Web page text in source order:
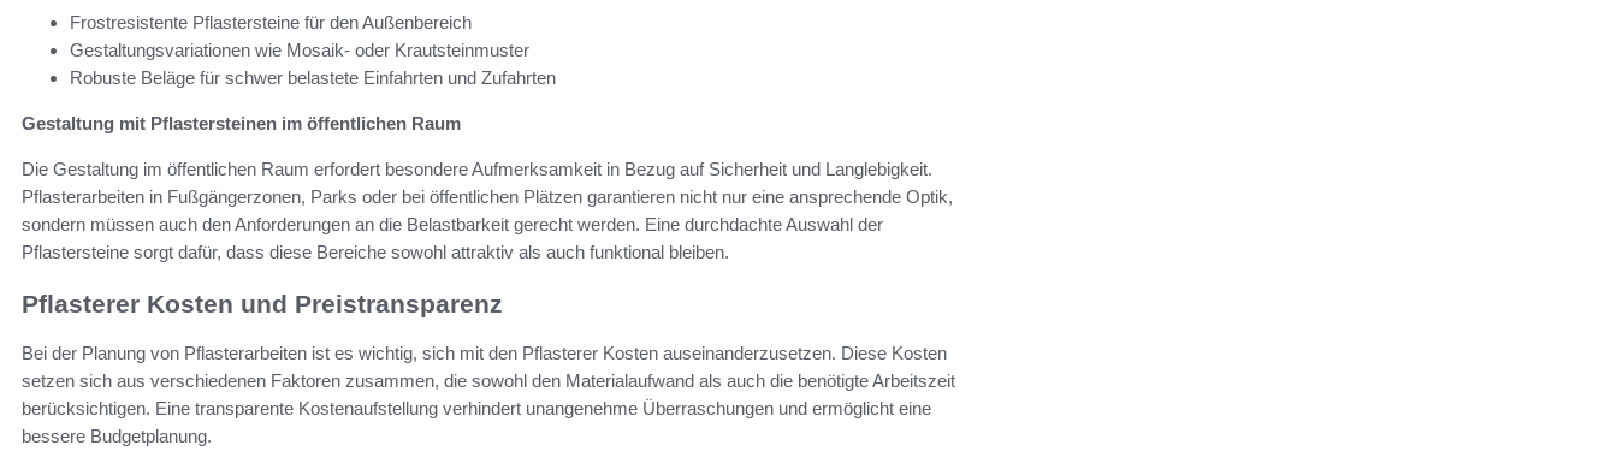
Frostresistente Pflastersteine für den Außenbereich
Gestaltungsvariationen wie Mosaik- oder Krautsteinmuster
Robuste Beläge für schwer belastete Einfahrten und Zufahrten
Gestaltung mit Pflastersteinen im öffentlichen Raum
Die Gestaltung im öffentlichen Raum erfordert besondere Aufmerksamkeit in Bezug auf Sicherheit und Langlebigkeit.
Pflasterarbeiten in Fußgängerzonen, Parks oder bei öffentlichen Plätzen garantieren nicht nur eine ansprechende Optik,
sondern müssen auch den Anforderungen an die Belastbarkeit gerecht werden. Eine durchdachte Auswahl der
Pflastersteine sorgt dafür, dass diese Bereiche sowohl attraktiv als auch funktional bleiben.
Pflasterer Kosten und Preistransparenz
Bei der Planung von Pflasterarbeiten ist es wichtig, sich mit den Pflasterer Kosten auseinanderzusetzen. Diese Kosten
setzen sich aus verschiedenen Faktoren zusammen, die sowohl den Materialaufwand als auch die benötigte Arbeitszeit
berücksichtigen. Eine transparente Kostenaufstellung verhindert unangenehme Überraschungen und ermöglicht eine
bessere Budgetplanung.